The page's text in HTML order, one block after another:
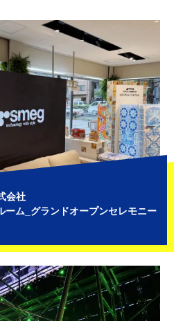
会社
ーム_グランドオープンセレモニー